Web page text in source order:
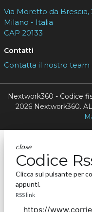
Via Moretto da Brescia,
Milano - Italia
CAP 20133
Contatti
Contatta il nostro
Nextwork360 - Codice
2026 Nextwork360.
close
Codice
Clicca sul pulsante per
appunti.
RSS link